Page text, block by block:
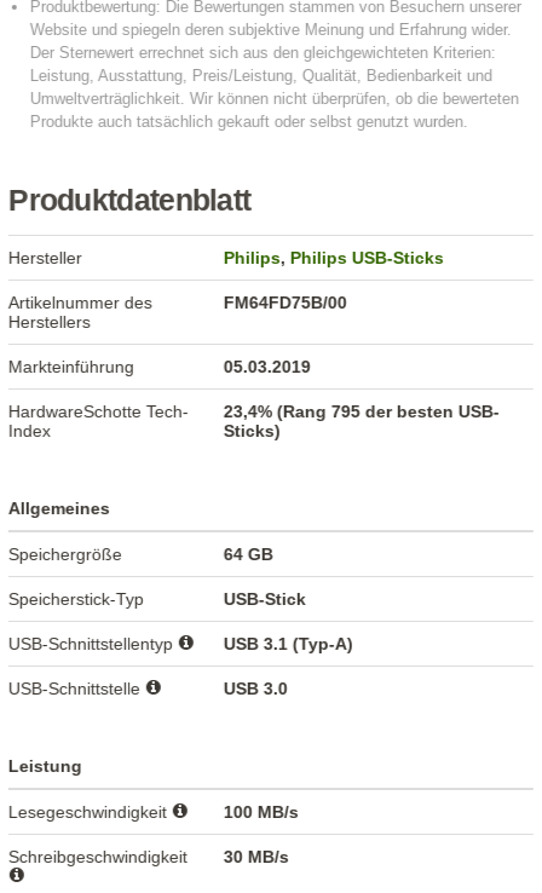
Produktdatenblatt
Hersteller Philips,Philips USB-Sticks
Artikelnummer des
Herstellers
FM64FD75B/00
Markteinführung 05.03.2019
HardwareSchotte Tech-
Index
23,4% (Rang 795 der besten USB-
Sticks)
Allgemeines
Speichergröße 64 GB
Speicherstick-Typ USB-Stick
USB-Schnittstellentyp USB 3.1 (Typ-A)
USB-Schnittstelle USB 3.0
Leistung
Lesegeschwindigkeit 100 MB/s
Schreibgeschwindigkeit 30 MB/s